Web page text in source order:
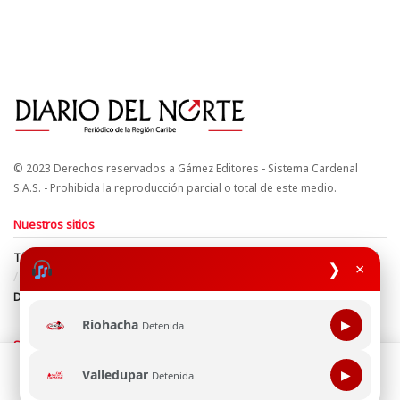
❯ ×
Riohacha Detenida ▶
Valledupar Detenida ▶
© 2023 Derechos reservados a Gámez Editores - Sistema Cardenal
S.A.S. - Prohibida la reproducción parcial o total de este medio.
Nuestros sitios
Términos y Condiciones
Derechos de Autor y Propiedad Intelectual
Política de uso de cookies
Política de Tratamiento de Datos
Directrices Editoriales
Síguenos
Esta página web usa cookie para mejorar tu experiencia de
navegación, al continuar aceptas nuestra política de uso de